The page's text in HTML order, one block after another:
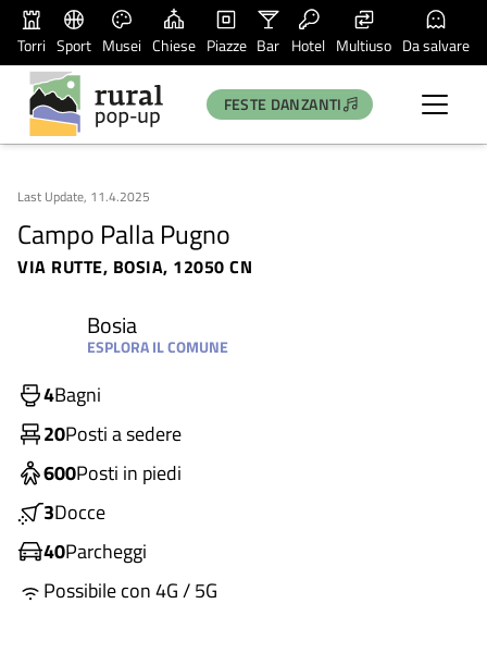
Torri Sport Musei Chiese Piazze Bar Hotel Multiuso Da salvare
FESTE DANZANTI
Last Update, 11.4.2025
Campo Palla Pugno
VIA RUTTE, BOSIA, 12050 CN
Bosia
ESPLORA IL COMUNE
4Bagni
20Posti a sedere
600Posti in piedi
3Docce
40Parcheggi
Possibile con 4G / 5G